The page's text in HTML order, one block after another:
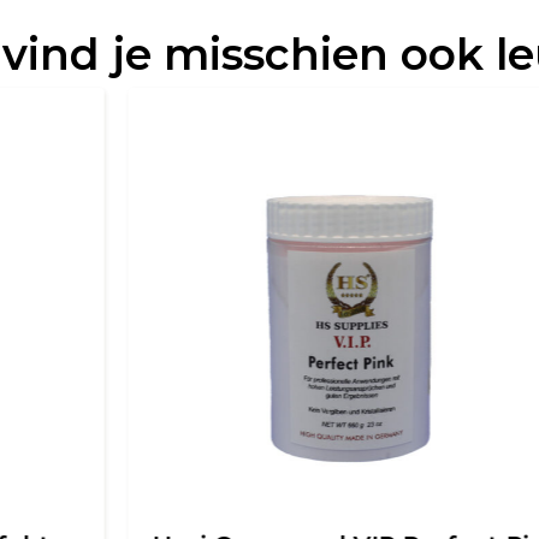
je misschien ook